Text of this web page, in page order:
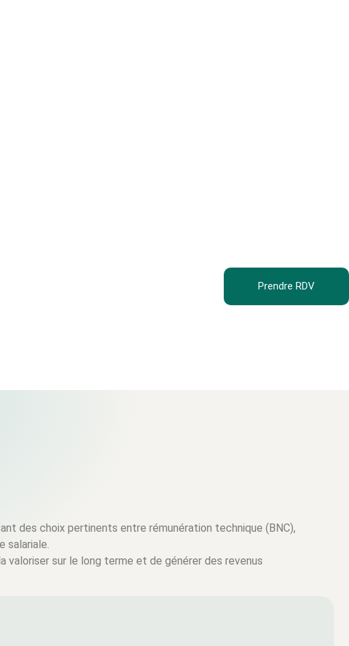
Prendre RDV
des choix pertinents entre rémunération technique (BNC),
salariale.
valoriser sur le long terme et de générer des revenus